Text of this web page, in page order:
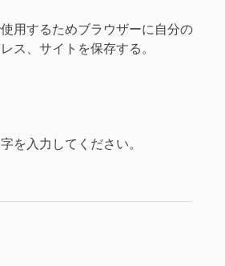
用するためブラウザーに自分の
ス、サイトを保存する。
を入力してください。